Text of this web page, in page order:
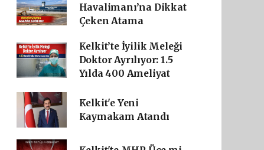
Havalimanı’na Dikkat
Çeken Atama
Kelkit’te İyilik Meleği
Doktor Ayrılıyor: 1.5
Yılda 400 Ameliyat
Kelkit'e Yeni
Kaymakam Atandı